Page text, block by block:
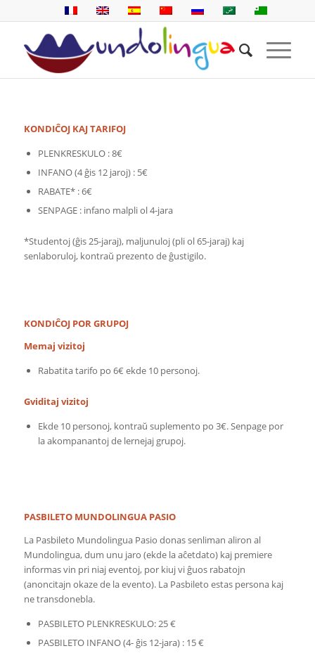
KONDIĈOJ KAJ TARIFOJ
PLENKRESKULO : 8€
INFANO (4 ĝis 12 jaroj) : 5€
RABATE* : 6€
SENPAGE : infano malpli ol 4-jara
*Studentoj (ĝis 25-jaraj), maljunuloj (pli ol 65-jaraj) kaj
senlaboruloj, kontraŭ prezento de ĝustigilo.
KONDIĈOJ POR GRUPOJ
Memaj vizitoj
Rabatita tarifo po 6€ ekde 10 personoj.
Gviditaj vizitoj
Ekde 10 personoj, kontraŭ suplemento po 3€. Senpage por
la akompanantoj de lernejaj grupoj.
PASBILETO MUNDOLINGUA PASIO
La Pasbileto Mundolingua Pasio donas senliman aliron al
Mundolingua, dum unu jaro (ekde la aĉetdato) kaj premiere
informas vin pri niaj eventoj, por kiuj vi ĝuos rabatojn
(anoncitajn okaze de la evento). La Pasbileto estas persona kaj
ne transdonebla.
PASBILETO PLENKRESKULO: 25 €
PASBILETO INFANO (4- ĝis 12-jara) : 15 €